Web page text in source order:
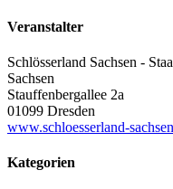
Veranstalter
Schlösserland Sachsen -
Sachsen
Stauffenbergallee 2a
01099 Dresden
www.schloesserland-
Kategorien